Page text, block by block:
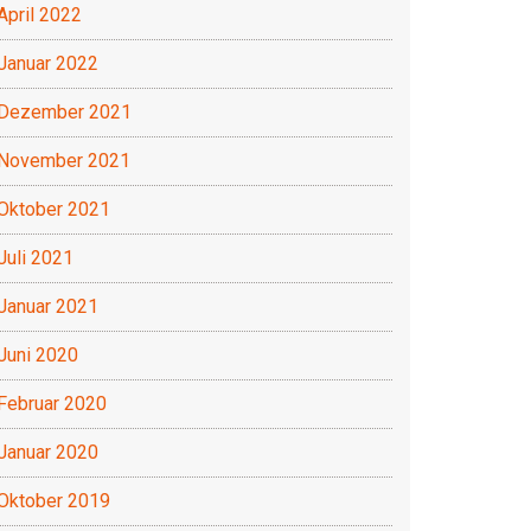
2022
2022
2021
2021
2021
2021
2021
2020
2020
2020
2019